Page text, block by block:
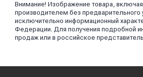
Внимание! Изображение товара,
производителем без
исключительно информационный
Федерации. Для получения подробной
продаж или в российское